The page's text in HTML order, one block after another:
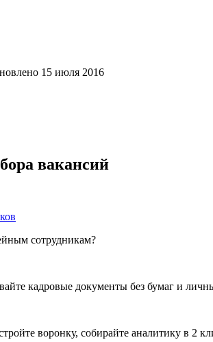
15 июля 2016
вакансий
сотрудникам?
кадровые документы без бумаг и
воронку, собирайте аналитику в 2